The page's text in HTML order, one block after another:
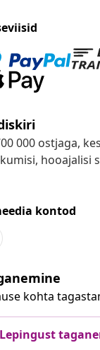
000 ostjaga,
hooajalisi
kontod
kohta
Lepingust